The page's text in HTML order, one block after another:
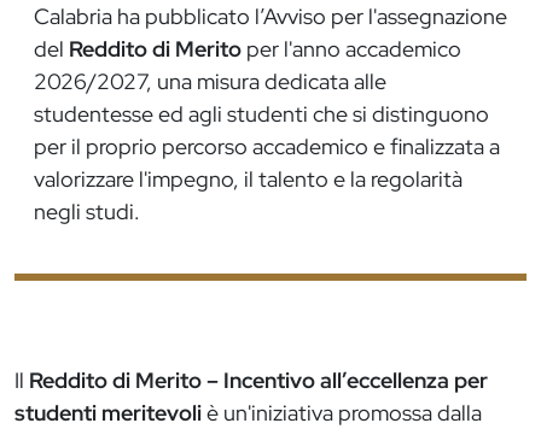
Calabria ha pubblicato l’Avviso per l'assegnazione
del Reddito di Merito per l'anno accademico
2026/2027, una misura dedicata alle
studentesse ed agli studenti che si distinguono
per il proprio percorso accademico e finalizzata a
valorizzare l'impegno, il talento e la regolarità
negli studi.
Il Reddito di Merito – Incentivo all’eccellenza per
studenti meritevoliè un'iniziativa promossa dalla